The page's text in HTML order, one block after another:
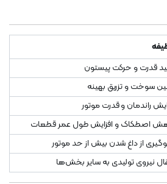
قدرت و حرکت پیستون
سوخت و تزریق بهینه
راندمان و قدرت موتور
اصطکاک و افزایش طول عمر قطعات
از داغ شدن بیش از حد موتور
نیروی تولیدی به سایر بخش‌ها